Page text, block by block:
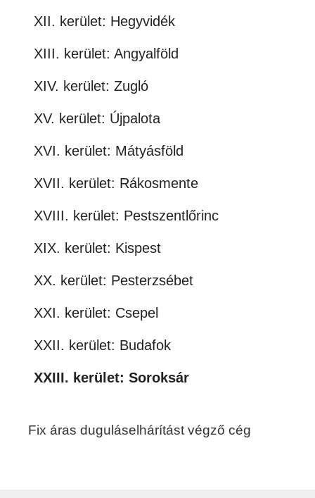
XII. kerület: Hegyvidék
XIII. kerület: Angyalföld
XIV. kerület: Zugló
XV. kerület: Újpalota
XVI. kerület: Mátyásföld
XVII. kerület: Rákosmente
XVIII. kerület: Pestszentlőrinc
XIX. kerület: Kispest
XX. kerület: Pesterzsébet
XXI. kerület: Csepel
XXII. kerület: Budafok
XXIII. kerület: Soroksár
Fix áras duguláselhárítást végző cég